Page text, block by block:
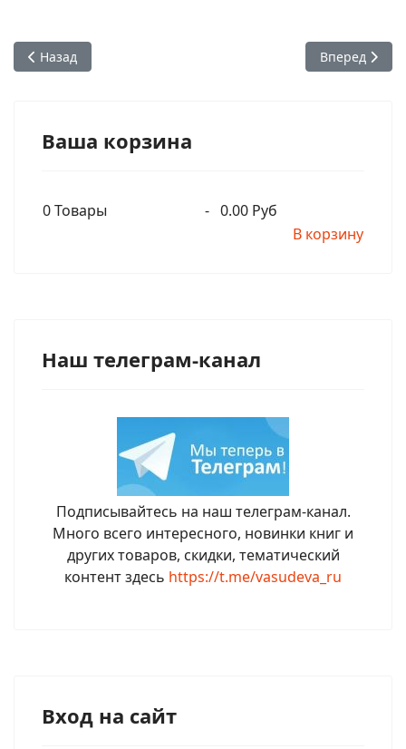
Предыдущий: Бхакти Викаша Свами - От имени Шрилы
Назад Следующий:
Вперед
Ваша корзина
0Товары - 0.00 Руб
В корзину
Наш телеграм-канал
Подписывайтесь на наш телеграм-канал.
Много всего интересного, новинки книг и
других товаров, скидки, тематический
контент здесь https://t.me/vasudeva_ru
Вход на сайт